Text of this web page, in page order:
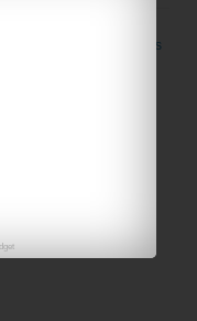
Entradas antiguas